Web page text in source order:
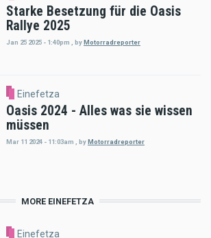
Starke Besetzung für die Oasis
Rallye 2025
Jan 25 2025 - 1:40pm byMotorradreporter
Einefetza
Oasis 2024 - Alles was sie wissen
müssen
Mar 11 2024 - 11:03am byMotorradreporter
MORE EINEFETZA
Einefetza